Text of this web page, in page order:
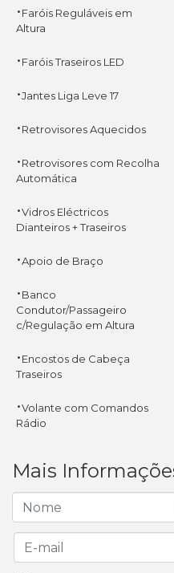
·Faróis Reguláveis em
Altura
·Faróis Traseiros LED
·Jantes Liga Leve 17
·Retrovisores Aquecidos
·Retrovisores com Recolha
Automática
·Vidros Eléctricos
Dianteiros + Traseiros
·Apoio de Braço
·Banco
Condutor/Passageiro
c/Regulação em Altura
·Encostos de Cabeça
Traseiros
·Volante com Comandos
Rádio
Mais